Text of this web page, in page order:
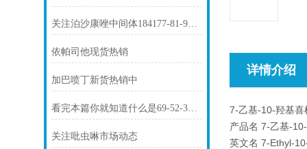
关注泊沙康唑中间体184177-81-9市场动态
依帕司他现货热销
加巴喷丁新货热销中
看完本篇你就知道什么是69-52-3氨苄西林钠了
关注吡虫啉市场动态
详情介绍
7-乙基-10-羟基喜
产品名 7-乙基-
英文名 7-Ethyl-